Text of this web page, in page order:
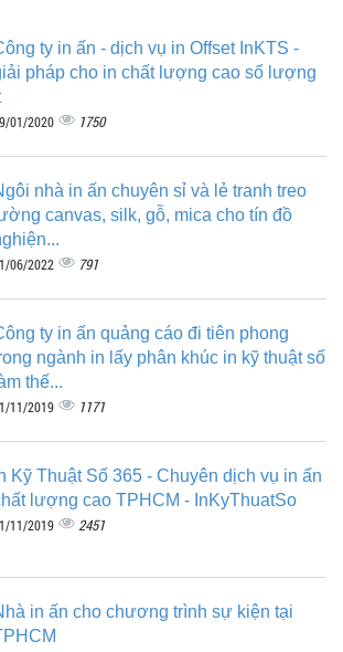
ty in ấn - dịch vụ in Offset InKTS -
pháp cho in chất lượng cao số lượng
01/2020 1750
nhà in ấn chuyên sỉ và lẻ tranh treo
canvas, silk, gỗ, mica cho tín đồ
06/2022 791
ty in ấn quảng cáo đi tiên phong
ngành in lấy phân khúc in kỹ thuật số
thế...
11/2019 1171
Kỹ Thuật Số 365 - Chuyên dịch vụ in ấn
lượng cao TPHCM - InKyThuatSo
11/2019 2451
in ấn cho chương trình sự kiện tại